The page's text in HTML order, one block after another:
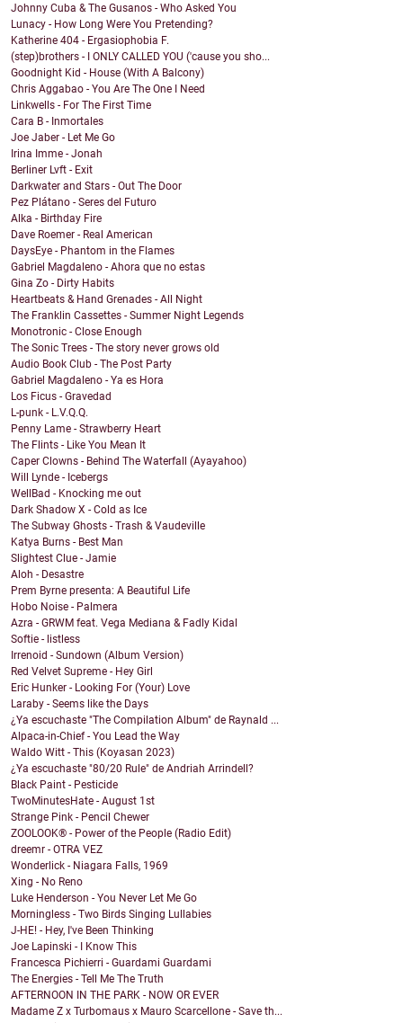
Johnny Cuba & The Gusanos - Who Asked You
Lunacy - How Long Were You Pretending?
Katherine 404 - Ergasiophobia F.
(step)brothers - I ONLY CALLED YOU ('cause you sho...
Goodnight Kid - House (With A Balcony)
Chris Aggabao - You Are The One I Need
Linkwells - For The First Time
Cara B - Inmortales
Joe Jaber - Let Me Go
Irina Imme - Jonah
Berliner Lvft - Exit
Darkwater and Stars - Out The Door
Pez Plátano - Seres del Futuro
Alka - Birthday Fire
Dave Roemer - Real American
DaysEye - Phantom in the Flames
Gabriel Magdaleno - Ahora que no estas
Gina Zo - Dirty Habits
Heartbeats & Hand Grenades - All Night
The Franklin Cassettes - Summer Night Legends
Monotronic - Close Enough
The Sonic Trees - The story never grows old
Audio Book Club - The Post Party
Gabriel Magdaleno - Ya es Hora
Los Ficus - Gravedad
L-punk - L.V.Q.Q.
Penny Lame - Strawberry Heart
The Flints - Like You Mean It
Caper Clowns - Behind The Waterfall (Ayayahoo)
Will Lynde - Icebergs
WellBad - Knocking me out
Dark Shadow X - Cold as Ice
The Subway Ghosts - Trash & Vaudeville
Katya Burns - Best Man
Slightest Clue - Jamie
Aloh - Desastre
Prem Byrne presenta: A Beautiful Life
Hobo Noise - Palmera
Azra - GRWM feat. Vega Mediana & Fadly Kidal
Softie - listless
Irrenoid - Sundown (Album Version)
Red Velvet Supreme - Hey Girl
Eric Hunker - Looking For (Your) Love
Laraby - Seems like the Days
¿Ya escuchaste "The Compilation Album" de Raynald ...
Alpaca-in-Chief - You Lead the Way
Waldo Witt - This (Koyasan 2023)
¿Ya escuchaste "80/20 Rule" de Andriah Arrindell?
Black Paint - Pesticide
TwoMinutesHate - August 1st
Strange Pink - Pencil Chewer
ZOOLOOK® - Power of the People (Radio Edit)
dreemr - OTRA VEZ
Wonderlick - Niagara Falls, 1969
Xing - No Reno
Luke Henderson - You Never Let Me Go
Morningless - Two Birds Singing Lullabies
J-HE! - Hey, I've Been Thinking
Joe Lapinski - I Know This
Francesca Pichierri - Guardami Guardami
The Energies - Tell Me The Truth
AFTERNOON IN THE PARK - NOW OR EVER
Madame Z x Turbomaus x Mauro Scarcellone - Save th...